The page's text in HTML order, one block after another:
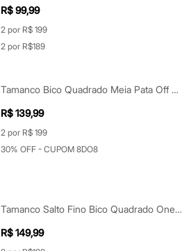
R$ 99,99
2 por R$ 199
2 por R$189
Tamanco Bico Quadrado Meia Pata Off White
R$ 139,99
2 por R$ 199
30% OFF - CUPOM 8DO8
Tamanco Salto Fino Bico Quadrado Oneself Preto
R$ 149,99